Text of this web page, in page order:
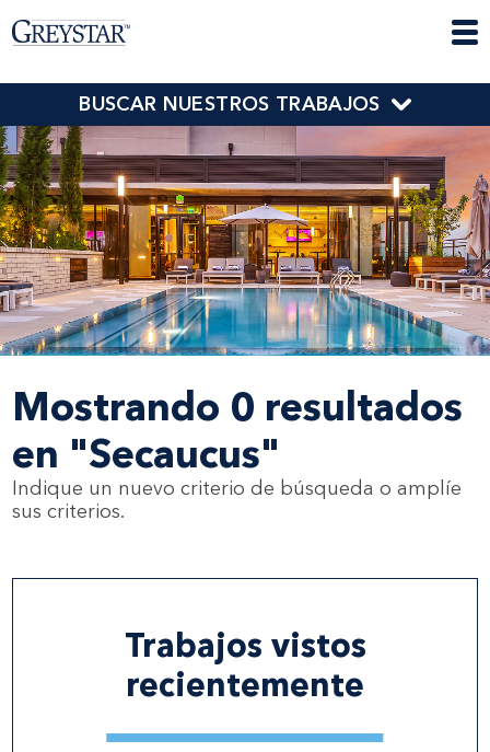
BUSCAR NUESTROS TRABAJOS
Mostrando 0 resultados
en "Secaucus"
Indique un nuevo criterio de búsqueda o amplíe
sus criterios.
Trabajos vistos
recientemente